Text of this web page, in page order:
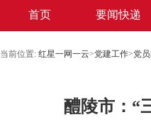
首页 要闻快递
当前位置: 红星一网一云>党建工作>党
醴陵市：“